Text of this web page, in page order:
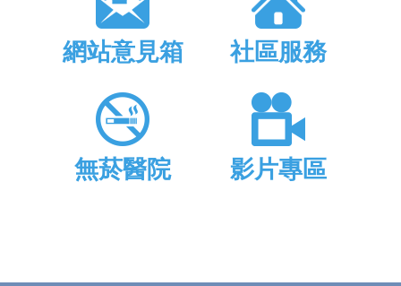
網站意見箱 社區服務
無菸醫院 影片專區